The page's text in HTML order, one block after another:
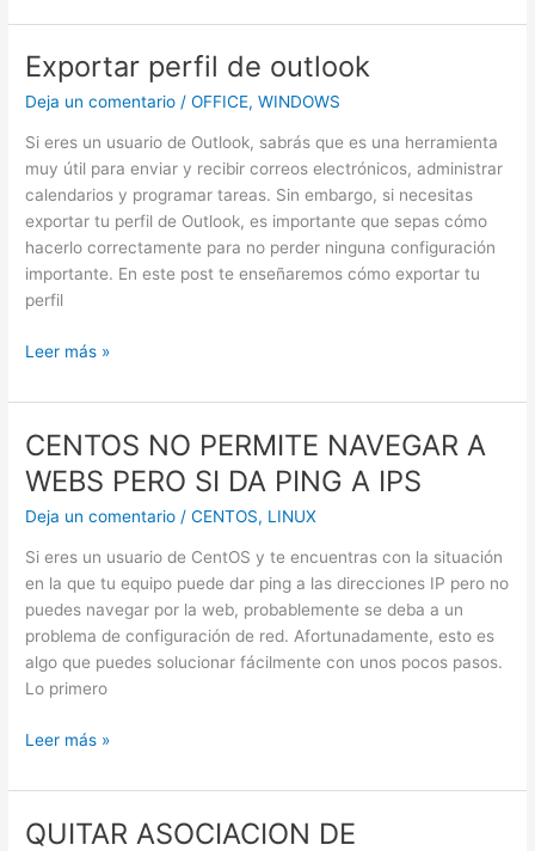
no
acceso
al
especificado)
en
edition
Exportar perfil de outlook
Deja un comentario /OFFICE,WINDOWS
Si eres un usuario de Outlook, sabrás que es una herramienta
muy útil para enviar y recibir correos electrónicos, administrar
calendarios y programar tareas. Sin embargo, si necesitas
exportar tu perfil de Outlook, es importante que sepas cómo
hacerlo correctamente para no perder ninguna configuración
importante. En este post te enseñaremos cómo exportar tu
perfil
Exportar
de
Leer más »
CENTOS NO PERMITE NAVEGAR A
WEBS PERO SI DA PING A IPS
Deja un comentario /CENTOS, LINUX
Si eres un usuario de CentOS y te encuentras con la situación
en la que tu equipo puede dar ping a las direcciones IP pero no
puedes navegar por la web, probablemente se deba a un
problema de configuración de red. Afortunadamente, esto es
algo que puedes solucionar fácilmente con unos pocos pasos.
Lo primero
CENTOS
PERMITE
A
Leer más »
QUITAR ASOCIACION DE